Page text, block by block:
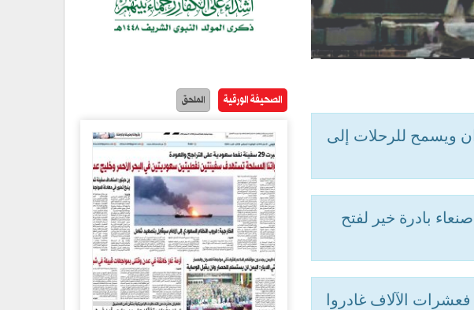
ويسمح للرحلات إلى
بادرة خير لفتح
ليست شيئاً فعشرات الآلاف غادروا
الصحيفة الورقية الملحق